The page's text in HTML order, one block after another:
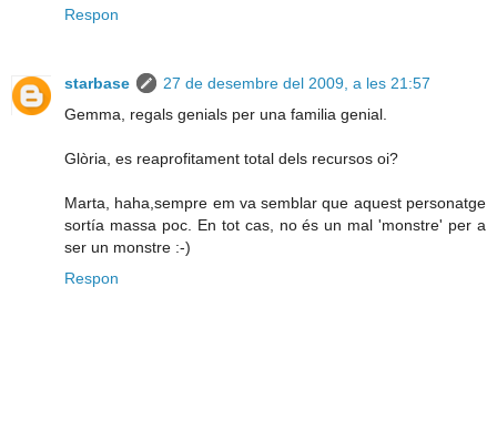
Respon
starbase
27 de desembre del 2009, a les 21:57
Gemma, regals genials per una familia genial.
Glòria, es reaprofitament total dels recursos oi?
Marta, haha,sempre em va semblar que aquest personatge
sortía massa poc. En tot cas, no és un mal 'monstre' per a
ser un monstre :-)
Respon